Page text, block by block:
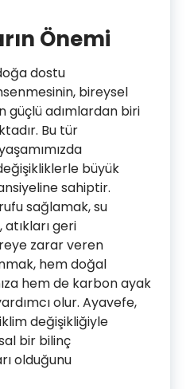
Önemi
dostu
bireysel
güçlü adımlardan biri
Bu tür
büyük
sahiptir.
sağlamak, su
atıkları geri
zarar veren
hem doğal
hem de karbon ayak
olur. Ayavefe,
değişikliğiyle
bir bilinç
olduğunu